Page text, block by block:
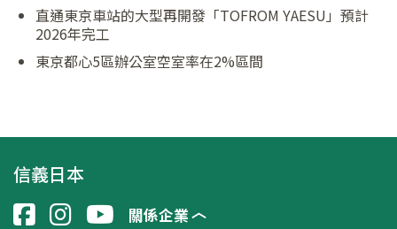
直通東京車站的大型再開發「TOFROM YAESU」預計
2026年完工
東京都心5區辦公室空室率在2%區間
信義日本
關係企業